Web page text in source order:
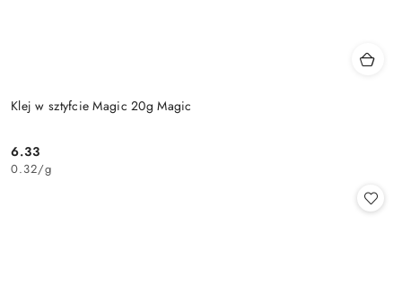
Klej w sztyfcie Magic 20g Magic
Cena:
6.33
0.32/g